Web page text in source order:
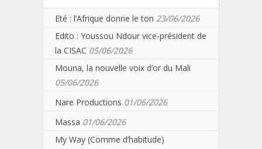
Eté : l’Afrique donne le ton 23/06/2026
Edito : Youssou Ndour vice-président de
la CISAC 05/06/2026
Mouna, la nouvelle voix d’or du Mali
05/06/2026
Nare Productions 01/06/2026
Massa 01/06/2026
My Way (Comme d’habitude)